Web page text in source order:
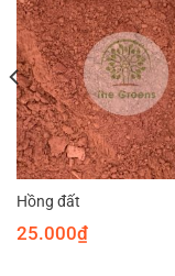
Hồng đất
25.000₫